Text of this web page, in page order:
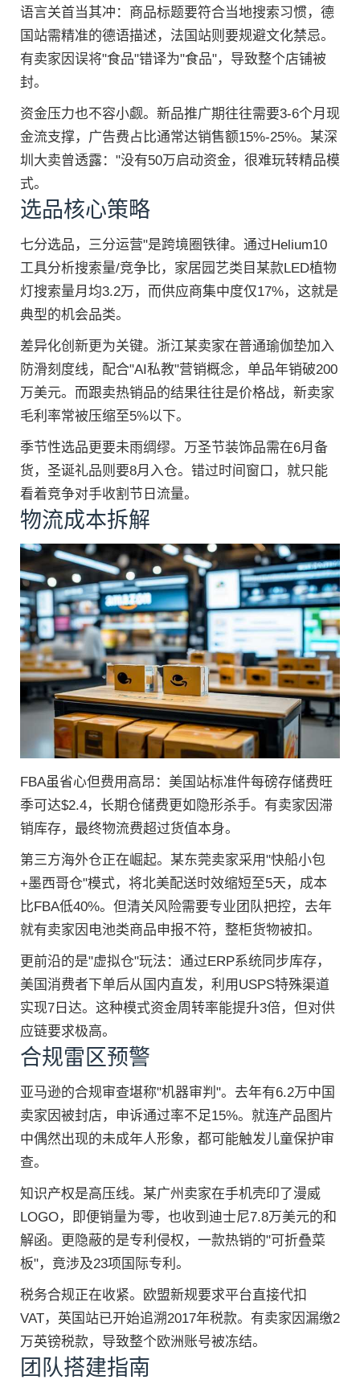
语言关首当其冲：商品标题要符合当地搜索习惯，德
国站需精准的德语描述，法国站则要规避文化禁忌。
有卖家因误将"食品"错译为"食品"，导致整个店铺被
封。
资金压力也不容小觑。新品推广期往往需要3-6个月现
金流支撑，广告费占比通常达销售额15%-25%。某深
圳大卖曾透露："没有50万启动资金，很难玩转精品模
式。
选品核心策略
七分选品，三分运营"是跨境圈铁律。通过Helium10
工具分析搜索量/竞争比，家居园艺类目某款LED植物
灯搜索量月均3.2万，而供应商集中度仅17%，这就是
典型的机会品类。
差异化创新更为关键。浙江某卖家在普通瑜伽垫加入
防滑刻度线，配合"AI私教"营销概念，单品年销破200
万美元。而跟卖热销品的结果往往是价格战，新卖家
毛利率常被压缩至5%以下。
季节性选品更要未雨绸缪。万圣节装饰品需在6月备
货，圣诞礼品则要8月入仓。错过时间窗口，就只能
看着竞争对手收割节日流量。
物流成本拆解
FBA虽省心但费用高昂：美国站标准件每磅存储费旺
季可达$2.4，长期仓储费更如隐形杀手。有卖家因滞
销库存，最终物流费超过货值本身。
第三方海外仓正在崛起。某东莞卖家采用"快船小包
+墨西哥仓"模式，将北美配送时效缩短至5天，成本
比FBA低40%。但清关风险需要专业团队把控，去年
就有卖家因电池类商品申报不符，整柜货物被扣。
更前沿的是"虚拟仓"玩法：通过ERP系统同步库存，
美国消费者下单后从国内直发，利用USPS特殊渠道
实现7日达。这种模式资金周转率能提升3倍，但对供
应链要求极高。
合规雷区预警
亚马逊的合规审查堪称"机器审判"。去年有6.2万中国
卖家因被封店，申诉通过率不足15%。就连产品图片
中偶然出现的未成年人形象，都可能触发儿童保护审
查。
知识产权是高压线。某广州卖家在手机壳印了漫威
LOGO，即便销量为零，也收到迪士尼7.8万美元的和
解函。更隐蔽的是专利侵权，一款热销的"可折叠菜
板"，竟涉及23项国际专利。
税务合规正在收紧。欧盟新规要求平台直接代扣
VAT，英国站已开始追溯2017年税款。有卖家因漏缴2
万英镑税款，导致整个欧洲账号被冻结。
团队搭建指南